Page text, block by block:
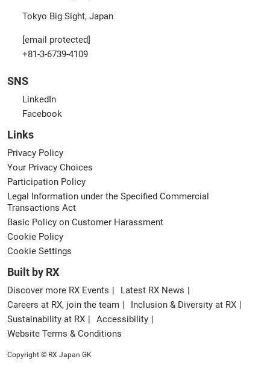
Tokyo Big Sight, Japan
[email protected]
+81-3-6739-4109
SNS
LinkedIn
Facebook
Links
Privacy Policy
Your Privacy Choices
Participation Policy
Legal Information under the Specified Commercial
Transactions Act
Basic Policy on Customer Harassment
Cookie Policy
Cookie Settings
Built by RX
Discover more RX Events
Latest RX News
Careers at RX, join the team
Inclusion & Diversity at RX
Sustainability at RX
Accessibility
Website Terms & Conditions
Copyright © RX Japan GK